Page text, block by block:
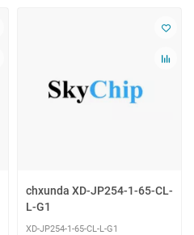
chxunda XD-JP254-1-65-CL-
L-G1
XD-JP254-1-65-CL-L-G1